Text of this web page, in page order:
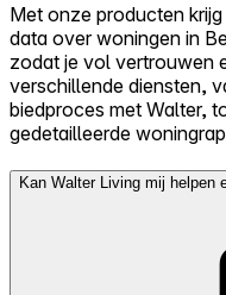
Met onze producten
data over woningen in
zodat je vol vertrouwen
verschillende diensten,
biedproces met Walter,
gedetailleerde
Kan Walter Living mij helpen